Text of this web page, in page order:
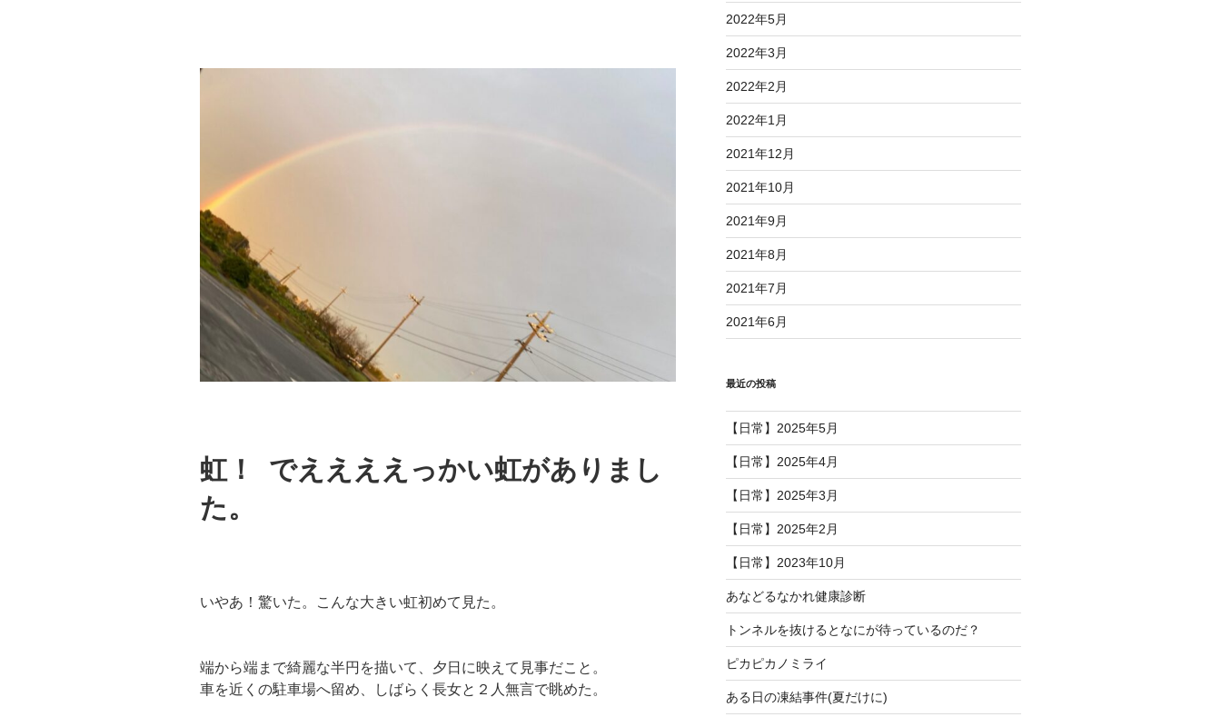
虹！ でええええっかい虹がありまし
た。
いやあ！驚いた。こんな大きい虹初めて見た。
端から端まで綺麗な半円を描いて、夕日に映えて見事だこと。
車を近くの駐車場へ留め、しばらく長女と２人無言で眺めた。
2022年5月
2022年3月
2022年2月
2022年1月
2021年12月
2021年10月
2021年9月
2021年8月
2021年7月
2021年6月
最近の投稿
【日常】2025年5月
【日常】2025年4月
【日常】2025年3月
【日常】2025年2月
【日常】2023年10月
あなどるなかれ健康診断
トンネルを抜けるとなにが待っているのだ？
ピカピカノミライ
ある日の凍結事件(夏だけに)